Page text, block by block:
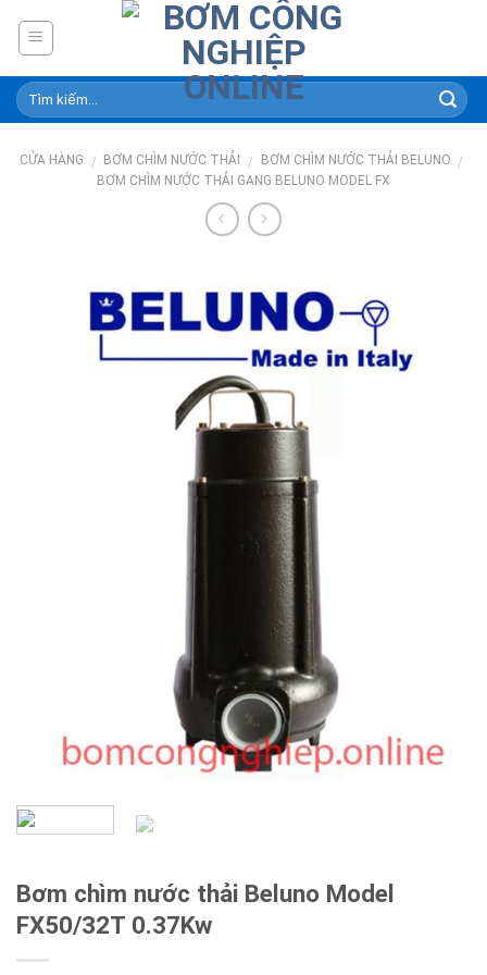
CỬA HÀNG / BƠM CHÌM NƯỚC THẢI / BƠM CHÌM NƯỚC THẢI BELUNO /
BƠM CHÌM NƯỚC THẢI GANG BELUNO MODEL FX
Bơm chìm nước thải Beluno Model
FX50/32T 0.37Kw